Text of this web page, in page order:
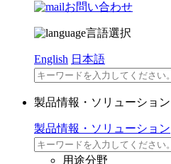
お問い合わせ
言語選択
English 日本語
製品情報・ソリューション
製品情報・ソリューション
用途分野